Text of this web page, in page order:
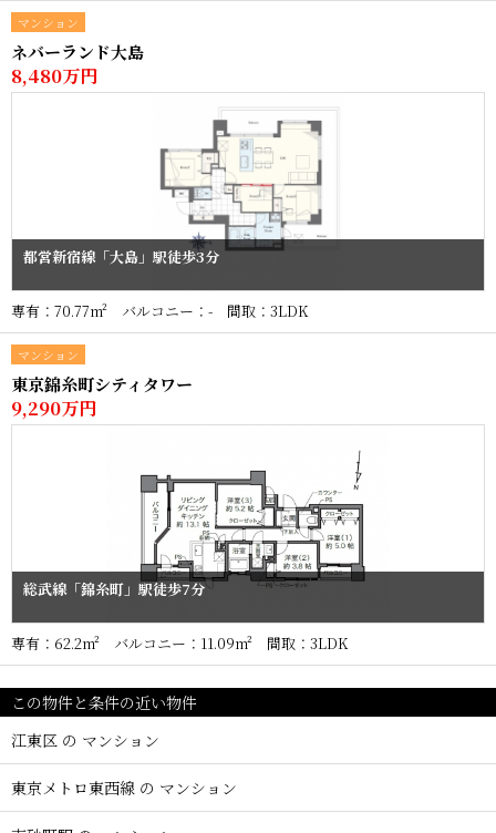
マンション
ネバーランド大島
8,480万円
都営新宿線「大島」駅徒歩3分
専有：70.77m² バルコニー：- 間取：3LDK
マンション
東京錦糸町シティタワー
9,290万円
総武線「錦糸町」駅徒歩7分
専有：62.2m² バルコニー：11.09m² 間取：3LDK
この物件と条件の近い物件
江東区 の マンション
東京メトロ東西線 の マンション